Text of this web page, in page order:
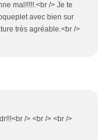
mal!!!!!.<br /> Je te
avec bien sur
très agréable.<br />
/> <br /> <br />